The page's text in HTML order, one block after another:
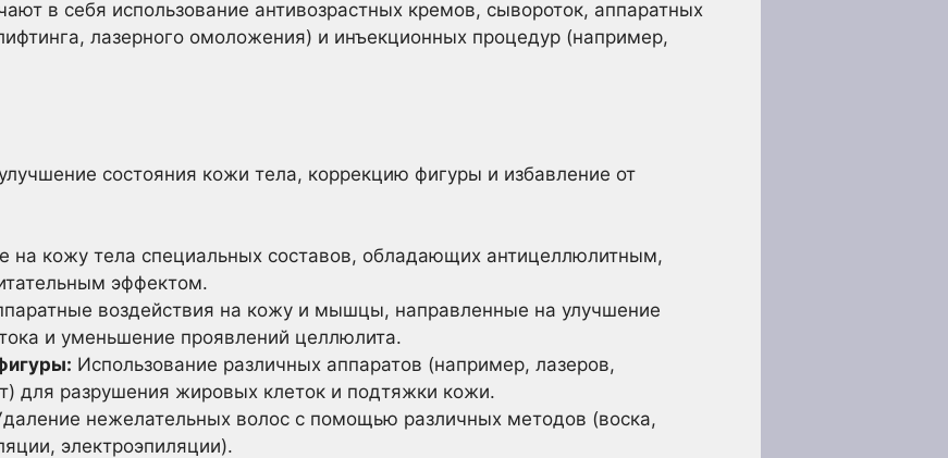
в себя использование антивозрастных кремов, сывороток, аппаратных
лазерного омоложения) и инъекционных процедур (например,
состояния кожи тела, коррекцию фигуры и избавление от
на кожу тела специальных составов, обладающих антицеллюлитным,
эффектом.
воздействия на кожу и мышцы, направленные на улучшение
и уменьшение проявлений целлюлита.
Использование различных аппаратов (например, лазеров,
для разрушения жировых клеток и подтяжки кожи.
нежелательных волос с помощью различных методов (воска,
электроэпиляции).